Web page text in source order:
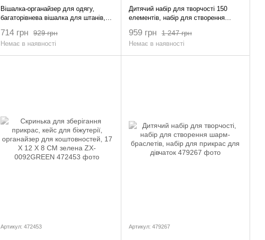
Вішалка-органайзер для одягу,
багаторівнева вішалка для штанів,
одягу 2 шт 929 грн
714 грн
Немає в наявності
Дитячий набір для творчості 150
елементів, набір для створення
дівчаток UN.150.P
1 247 грн
959 грн
Немає в наявності
Артикул: 472453 Артикул: 479267